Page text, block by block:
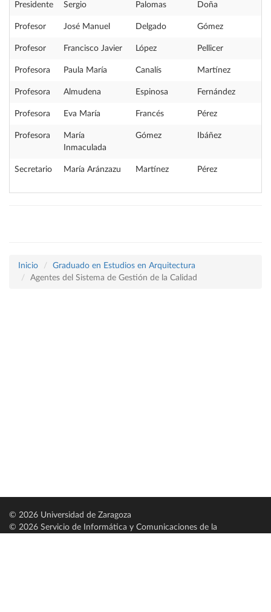
Presidente Sergio Palomas Doña
Profesor José Manuel Delgado Gómez
Profesor Francisco Javier López Pellicer
Profesora Paula María Canalís Martínez
Profesora Almudena Espinosa Fernández
Profesora Eva María Francés Pérez
Profesora
María
Inmaculada
Gómez Ibáñez
Secretario María Aránzazu Martínez Pérez
Inicio
Graduado en Estudios en Arquitectura
Agentes del Sistema de Gestión de la Calidad
© 2026 Universidad de Zaragoza
© 2026 Servicio de Informática y Comunicaciones de la